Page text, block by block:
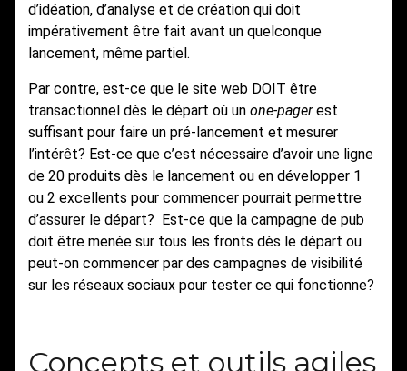
d’idéation, d’analyse et de création qui doit
impérativement être fait avant un quelconque
lancement, même partiel.
Par contre, est-ce que le site web DOIT être
transactionnel dès le départ où un one-pagerest
suffisant pour faire un pré-lancement et mesurer
l’intérêt? Est-ce que c’est nécessaire d’avoir une ligne
de 20 produits dès le lancement ou en développer 1
ou 2 excellents pour commencer pourrait permettre
d’assurer le départ? Est-ce que la campagne de pub
doit être menée sur tous les fronts dès le départ ou
peut-on commencer par des campagnes de visibilité
sur les réseaux sociaux pour tester ce qui fonctionne?
Concepts et outils agiles